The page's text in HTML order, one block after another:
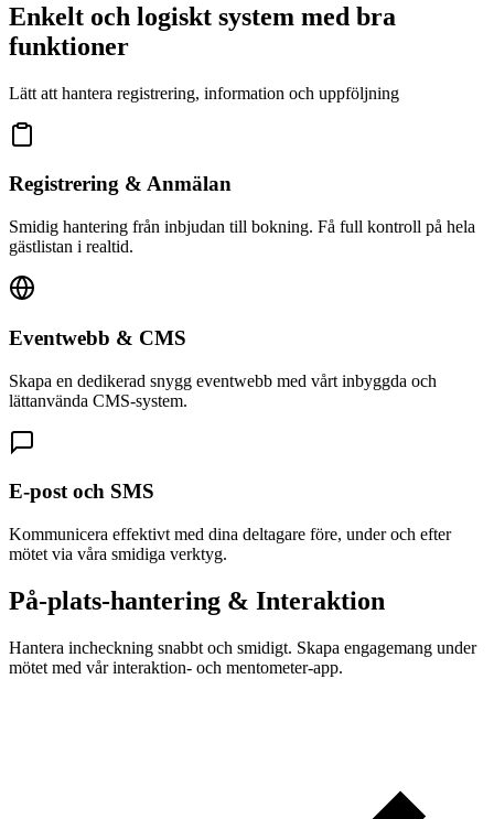
Enkelt och logiskt system med bra
funktioner
Lätt att hantera registrering, information och uppföljning
Registrering & Anmälan
Smidig hantering från inbjudan till bokning. Få full kontroll på hela
gästlistan i realtid.
Eventwebb & CMS
Skapa en dedikerad snygg eventwebb med vårt inbyggda och
lättanvända CMS-system.
E-post och SMS
Kommunicera effektivt med dina deltagare före, under och efter
mötet via våra smidiga verktyg.
På-plats-hantering & Interaktion
Hantera incheckning snabbt och smidigt. Skapa engagemang under
mötet med vår interaktion- och mentometer-app.